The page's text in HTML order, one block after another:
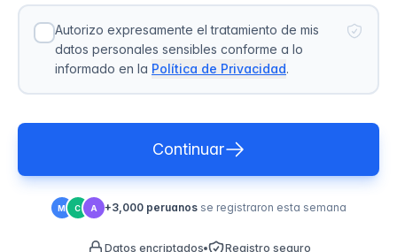
Autorizo expresamente el tratamiento de mis
datos personales sensibles conforme a lo
informado en la Política de Privacidad.
Continuar
M C A +3,000 peruanosse registraron esta semana
Datos encriptados Registro seguro